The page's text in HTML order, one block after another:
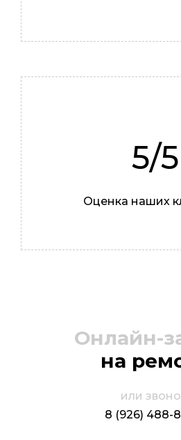
5/5
Оценка наших
Онлайн-
на
или
8 (926) 488-